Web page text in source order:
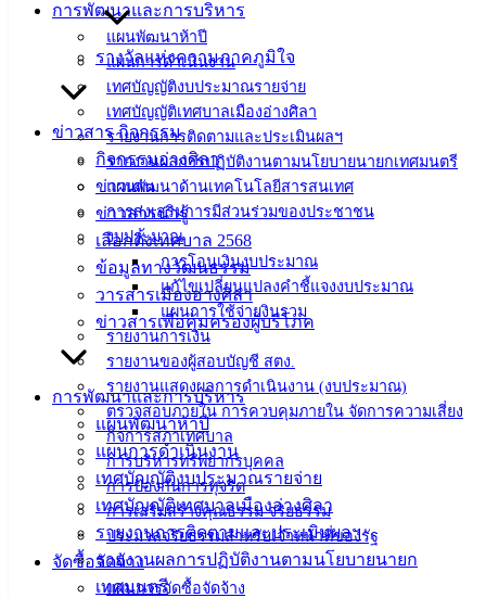
การพัฒนาและการบริหาร
แผนพัฒนาห้าปี
แผนการดำเนินงาน
เทศบัญญัติงบประมาณรายจ่าย
เทศบัญญัติเทศบาลเมืองอ่างศิลา
รายงานการติดตามและประเมินผลฯ
รายงานผลการปฏิบัติงานตามนโยบายนายกเทศมนตรี
แผนพัฒนาด้านเทคโนโลยีสารสนเทศ
การส่งเสริมการมีส่วนร่วมของประชาชน
งบประมาณ
การโอนเงินงบประมาณ
แก้ไขเปลี่ยนแปลงคำชี้แจงงบประมาณ
แผนการใช้จ่ายงินรวม
รายงานการเงิน
รายงานของผู้สอบบัญชี สตง.
รายงานแสดงผลการดำเนินงาน (งบประมาณ)
ตรวจสอบภายใน การควบคุมภายใน จัดการความเสี่ยง
กิจการสภาเทศบาล
การบริหารทรัพยากรบุคคล
การป้องกันการทุจริต
การเสริมสร้างคุณธรรม จริยธรรม
ประมวลจริยธรรมสำหรับเจ้าหน้าที่ของรัฐ
จัดซื้อจัดจ้าง
แผนการจัดซื้อจัดจ้าง
รางวัลแห่งความภาคภูมิใจ
ข่าวสาร กิจกรรม
กิจกรรมอ่างศิลา
ข่าวเด่น
ข่าวสารน่ารู้
เลือกตั้งเทศบาล 2568
ข้อมูลทางวัฒนธรรม
วารสารเมืองอ่างศิลา
ข่าวสารเพื่อคุ้มครองผู้บริโภค
การพัฒนาและการบริหาร
แผนพัฒนาห้าปี
แผนการดำเนินงาน
เทศบัญญัติงบประมาณรายจ่าย
เทศบัญญัติเทศบาลเมืองอ่างศิลา
รายงานการติดตามและประเมินผลฯ
รายงานผลการปฏิบัติงานตามนโยบายนายก
เทศมนตรี
ดาวน์โหลด
แบบ
ฟอร์ม,
เอกสาร
คู่มือ
สำหรับ
ประชาชน/
คู่มือการ
ปฏิบัติ
งาน
ข่าวสาร
น่ารู้
ศุนย์
ข้อมูล
ข่าวสาร
อิเล็กทรอนิกส์
องค์
ความรู้
(Knowledge
Management)
ติดต่อ